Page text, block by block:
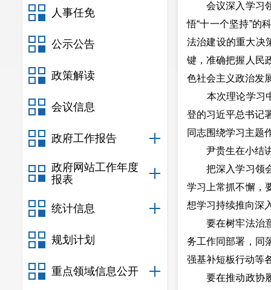
人事任免
公示公告
政策解读
会议信息
政府工作报告
政府网站工作年度
报表
统计信息
规划计划
重点领域信息公开
会议深入学习领
悟“十一个坚持”的
法治建设的重大决
键，准确把握人民
色社会主义政治发
本次理论学习中
登的习近平总书记
同志围绕学习主题
尹贵生在小结
把深入学习领会
学习上常抓不懈，
想学习持续推向深
要在树牢法治意
务工作同部署，同
强基补短板行动等
要在推动政协履